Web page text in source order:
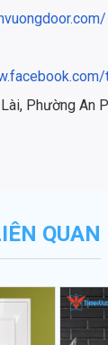
Phường An
QUAN